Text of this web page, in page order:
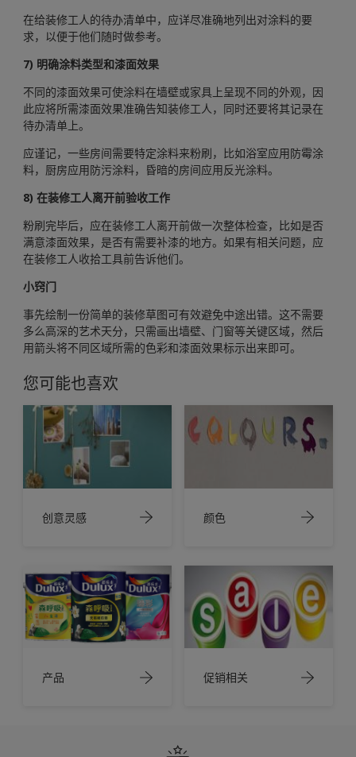
在给装修工人的待办清单中，应详尽准确地列出对涂料的要
求，以便于他们随时做参考。
7) 明确涂料类型和漆面效果
不同的漆面效果可使涂料在墙壁或家具上呈现不同的外观，因
此应将所需漆面效果准确告知装修工人，同时还要将其记录在
待办清单上。
应谨记，一些房间需要特定涂料来粉刷，比如浴室应用防霉涂
料，厨房应用防污涂料，昏暗的房间应用反光涂料。
8) 在装修工人离开前验收工作
粉刷完毕后，应在装修工人离开前做一次整体检查，比如是否
满意漆面效果，是否有需要补漆的地方。如果有相关问题，应
在装修工人收拾工具前告诉他们。
小窍门
事先绘制一份简单的装修草图可有效避免中途出错。这不需要
多么高深的艺术天分，只需画出墙壁、门窗等关键区域，然后
用箭头将不同区域所需的色彩和漆面效果标示出来即可。
您可能也喜欢
创意灵感 颜色
产品 促销相关